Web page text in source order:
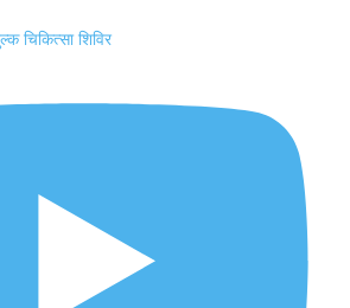
चिकित्सा शिविर